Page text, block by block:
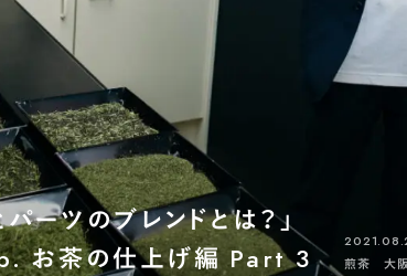
ミルクテ
長野
ーツのブレンドとは？」
お茶の仕上げ編 Part 3
煎茶
大